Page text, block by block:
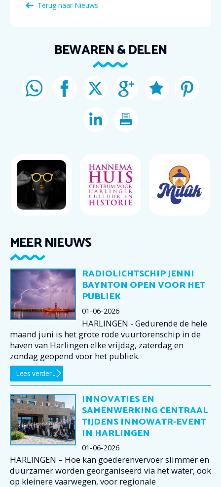
Terug naar Nieuws
BEWAREN & DELEN
MEER NIEUWS
RADIOLICHTSCHIP JENNI
BAYNTON OPEN VOOR HET
PUBLIEK
01-06-2026
HARLINGEN - Gedurende de hele
maand juni is het grote rode vuurtorenschip in de
haven van Harlingen elke vrijdag, zaterdag en
zondag geopend voor het publiek.
Lees verder...
INNOVATIES EN
SAMENWERKING CENTRAAL
TIJDENS INNOWATR-EVENT
IN HARLINGEN
01-06-2026
HARLINGEN – Hoe kan goederenvervoer slimmer en
duurzamer worden georganiseerd via het water, ook
op kleinere vaarwegen, voor regionale